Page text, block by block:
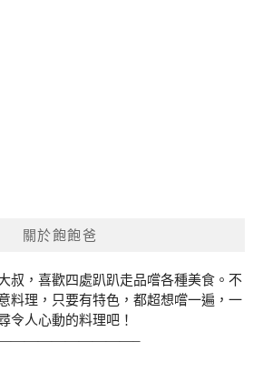
關於飽飽爸
叔，喜歡四處趴趴走品嚐各種美食。不
料理，只要有特色，都超想嚐一遍，一
令人心動的料理吧！